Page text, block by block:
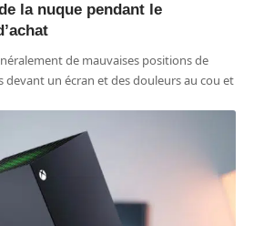
la nuque pendant le
de mauvaises positions de
devant un écran et des douleurs au cou et